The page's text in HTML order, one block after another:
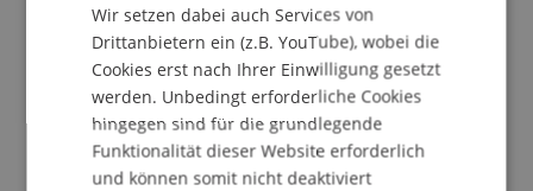
Veranstaltungsdetails
Kontakt
Wir setzen dabei auch Services von
Drittanbietern ein (z.B. YouTube), wobei die
Cookies erst nach Ihrer Einwilligung gesetzt
werden. Unbedingt erforderliche Cookies
hingegen sind für die grundlegende
Funktionalität dieser Website erforderlich
und können somit nicht deaktiviert